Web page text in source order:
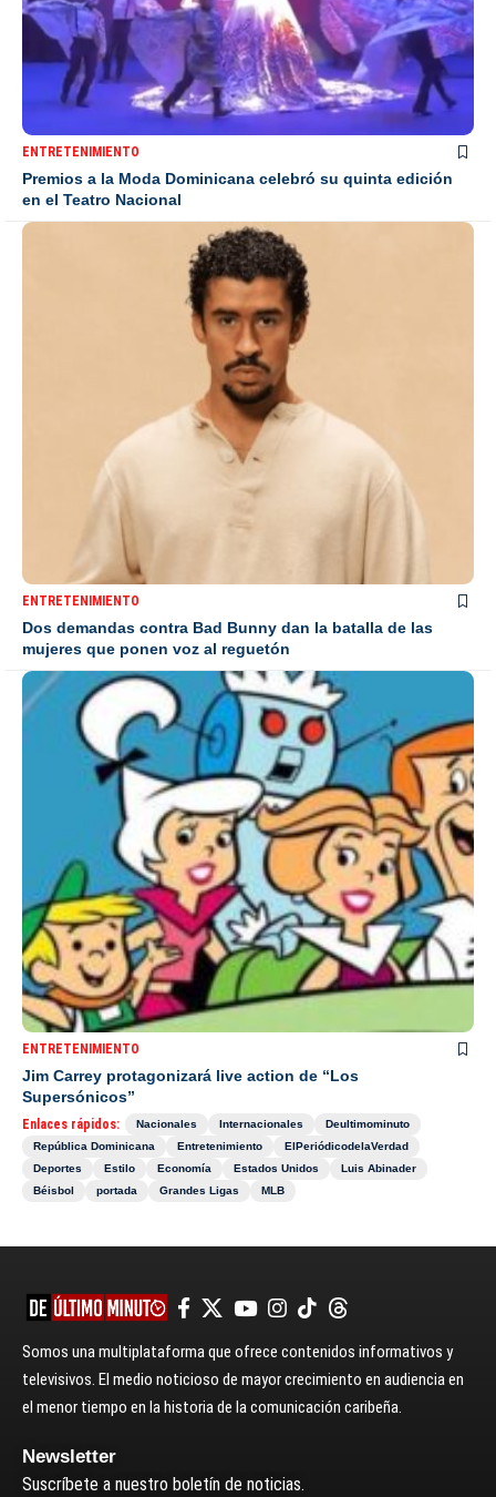
ENTRETENIMIENTO
Premios a la Moda Dominicana celebró su quinta edición
en el Teatro Nacional
ENTRETENIMIENTO
Dos demandas contra Bad Bunny dan la batalla de las
mujeres que ponen voz al reguetón
ENTRETENIMIENTO
Jim Carrey protagonizará live action de “Los
Supersónicos”
Enlaces rápidos: Nacionales Internacionales
Deultimominuto
República Dominicana
Entretenimiento
ElPeriódicodelaVerdad
Deportes
Estilo Economía Estados Unidos
Luis Abinader
Béisbol
portada Grandes Ligas MLB
Somos una multiplataforma que ofrece contenidos informativos y
televisivos. El medio noticioso de mayor crecimiento en audiencia en
el menor tiempo en la historia de la comunicación caribeña.
Newsletter
Suscríbete a nuestro boletín de noticias.